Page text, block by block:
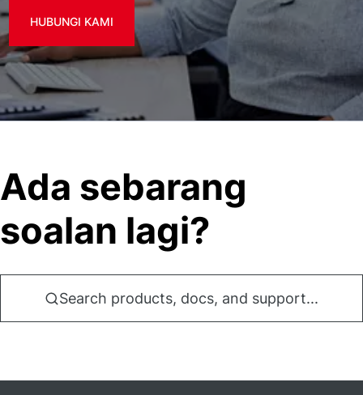
HUBUNGI KAMI
Ada sebarang
soalan lagi?
Search products, docs, and support...